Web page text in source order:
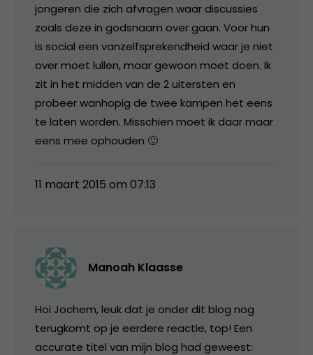
jongeren die zich afvragen waar discussies
zoals deze in godsnaam over gaan. Voor hun
is social een vanzelfsprekendheid waar je niet
over moet lullen, maar gewoon moet doen. Ik
zit in het midden van de 2 uitersten en
probeer wanhopig de twee kampen het eens
te laten worden. Misschien moet ik daar maar
eens mee ophouden 🙂
11 maart 2015 om 07:13
Manoah Klaasse
Hoi Jochem, leuk dat je onder dit blog nog
terugkomt op je eerdere reactie, top! Een
accurate titel van mijn blog had geweest: